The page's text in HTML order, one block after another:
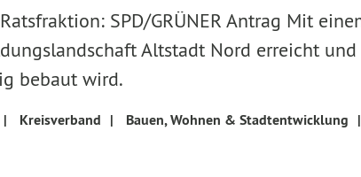
Ratsfraktion: SPD/GRÜNER Antrag Mit
Altstadt Nord erreicht
bebaut wird.
| Kreisverband | Bauen, Wohnen & Stadtentwicklung |